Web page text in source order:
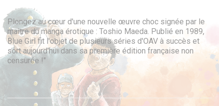
Plongez au cœur d'une nouvelle œuvre choc signée par le
maître du manga érotique : Toshio Maeda. Publié en 1989,
Blue Girl fit l'objet de plusieurs séries d'OAV à succès et
sort aujourd'hui dans sa première édition française non
censurée !"